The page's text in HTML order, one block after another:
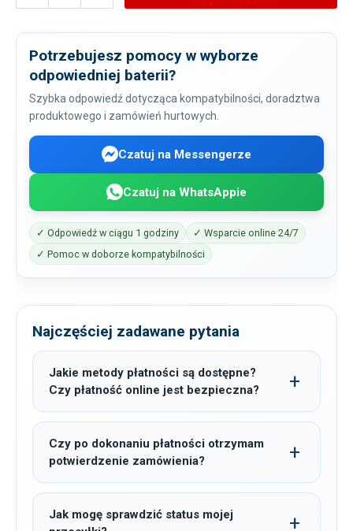
Potrzebujesz pomocy w wyborze
odpowiedniej baterii?
Szybka odpowiedź dotycząca kompatybilności, doradztwa
produktowego i zamówień hurtowych.
Czatuj na Messengerze
Czatuj na WhatsAppie
✓ Odpowiedź w ciągu 1 godziny
✓ Wsparcie online 24/7
✓ Pomoc w doborze kompatybilności
Najczęściej zadawane pytania
Jakie metody płatności są dostępne?
Czy płatność online jest bezpieczna?
Czy po dokonaniu płatności otrzymam
potwierdzenie zamówienia?
Jak mogę sprawdzić status mojej